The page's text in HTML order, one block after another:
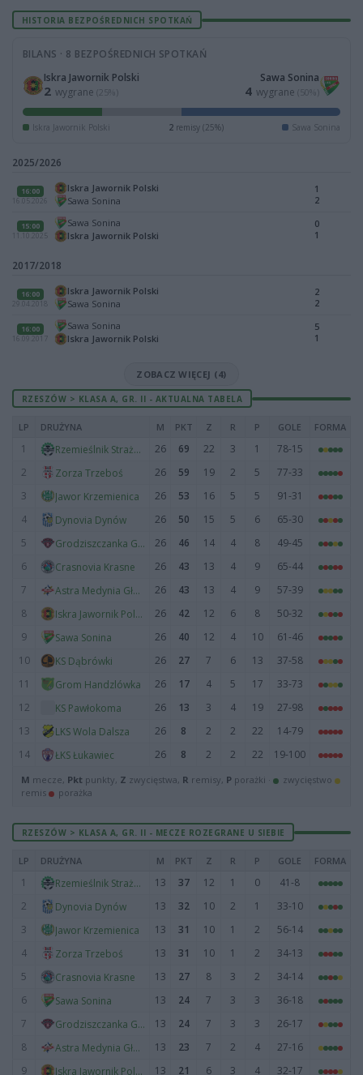
HISTORIA BEZPOŚREDNICH SPOTKAŃ
BILANS · 8 BEZPOŚREDNICH SPOTKAŃ
Iskra Jawornik Polski
2 wygrane (25%)
Sawa Sonina
4 wygrane (50%)
Iskra Jawornik Polski 2 remisy (25%) Sawa Sonina
2025/2026
16:00
16.05.2026
Iskra Jawornik Polski
Sawa Sonina
1
2
15:00
11.10.2025
Sawa Sonina
Iskra Jawornik Polski
0
1
2017/2018
16:00
29.04.2018
Iskra Jawornik Polski
Sawa Sonina
2
2
16:00
16.09.2017
Sawa Sonina
Iskra Jawornik Polski
5
1
ZOBACZ WIĘCEJ (4)
RZESZÓW > KLASA A, GR. II - AKTUALNA TABELA
LP DRUŻYNA M PKT Z R P GOLE FORMA
1 Rzemieślnik Strażów 26 69 22 3 1
78-15
2
Zorza Trzeboś 26 59 19 2 5
77-33
3
Jawor Krzemienica 26 53 16 5 5
91-31
4
Dynovia Dynów 26 50 15 5 6
65-30
5
Grodziszczanka Grodzisko Dolne 26 46 14 4 8
49-45
6
Crasnovia Krasne 26 43 13 4 9
65-44
7
Astra Medynia Głogowska 26 43 13 4 9
57-39
8
Iskra Jawornik Polski 26 42 12 6 8
50-32
9
Sawa Sonina 26 40 12 4 10
61-46
10
KS Dąbrówki 26 27 7 6 13
37-58
11
Grom Handzlówka 26 17 4 5 17
33-73
12
KS Pawłokoma 26 13 3 4 19
27-98
13
LKS Wola Dalsza 26 8 2 2 22
14-79
14
ŁKS Łukawiec 26 8 2 2 22 19-100
M mecze, Pkt punkty, Z zwycięstwa, R remisy, P porażki ·
zwycięstwo
remis
porażka
RZESZÓW > KLASA A, GR. II - MECZE ROZEGRANE U SIEBIE
LP DRUŻYNA M PKT Z R P GOLE FORMA
1 Rzemieślnik Strażów 13 37 12 1 0
41-8
2
Dynovia Dynów 13 32 10 2 1
33-10
3
Jawor Krzemienica 13 31 10 1 2
56-14
4
Zorza Trzeboś 13 31 10 1 2
34-13
5
Crasnovia Krasne 13 27 8 3 2
34-14
6
Sawa Sonina 13 24 7 3 3
36-18
7
Grodziszczanka Grodzisko Dolne 13 24 7 3 3
26-17
8
Astra Medynia Głogowska 13 23 7 2 4
27-16
9
Iskra Jawornik Polski 13 21 6 3 4 32-17